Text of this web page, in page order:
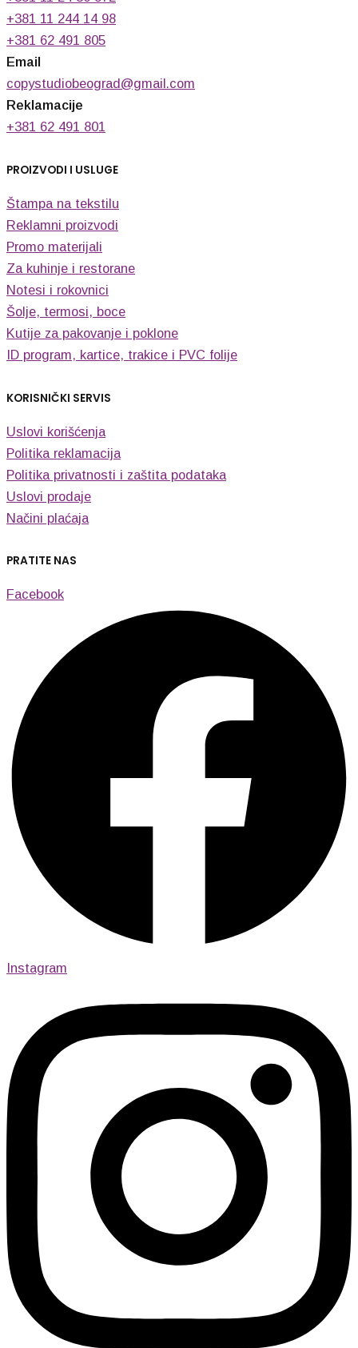
+381 11 244 14 98
+381 62 491 805
Email
copystudiobeograd@gmail.com
Reklamacije
+381 62 491 801
PROIZVODI I USLUGE
Štampa na tekstilu
Reklamni proizvodi
Promo materijali
Za kuhinje i restorane
Notesi i rokovnici
Šolje, termosi, boce
Kutije za pakovanje i poklone
ID program, kartice, trakice i PVC folije
KORISNIČKI SERVIS
Uslovi korišćenja
Politika reklamacija
Politika privatnosti i zaštita podataka
Uslovi prodaje
Načini plaćaja
PRATITE NAS
Facebook
Instagram